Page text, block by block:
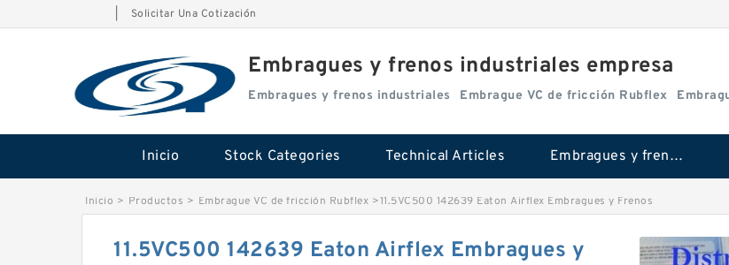
Solicitar Una Cotización
Embragues y frenos industriales empresa
Embragues y frenos industriales Embrague VC de fricción Rubflex
Inicio Stock Categories Technical Articles Embragues y frenos industriales
Inicio > Productos > Embrague VC de fricción Rubflex >11.5VC500 142639 Eaton Airflex Embragues y Frenos
11.5VC500 142639 Eaton Airflex Embragues y